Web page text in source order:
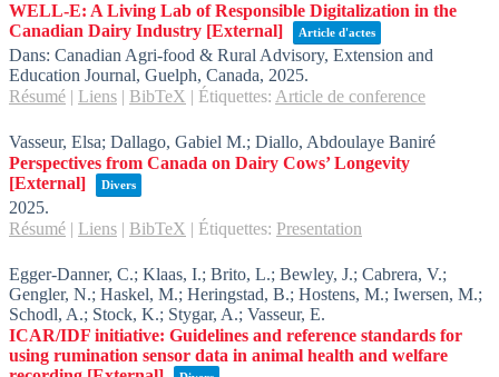
WELL-E: A Living Lab of Responsible Digitalization in the
Canadian Dairy Industry [External] Article d'actes
Dans: Canadian Agri-food & Rural Advisory, Extension and
Education Journal, Guelph, Canada, 2025.
Résumé | Liens | BibTeX | Étiquettes: Article de conference
Vasseur, Elsa; Dallago, Gabiel M.; Diallo, Abdoulaye Baniré
Perspectives from Canada on Dairy Cows’ Longevity
[External]
Divers
2025.
Résumé | Liens | BibTeX | Étiquettes: Presentation
Egger-Danner, C.; Klaas, I.; Brito, L.; Bewley, J.; Cabrera, V.;
Gengler, N.; Haskel, M.; Heringstad, B.; Hostens, M.; Iwersen, M.;
Schodl, A.; Stock, K.; Stygar, A.; Vasseur, E.
ICAR/IDF initiative: Guidelines and reference standards for
using rumination sensor data in animal health and welfare